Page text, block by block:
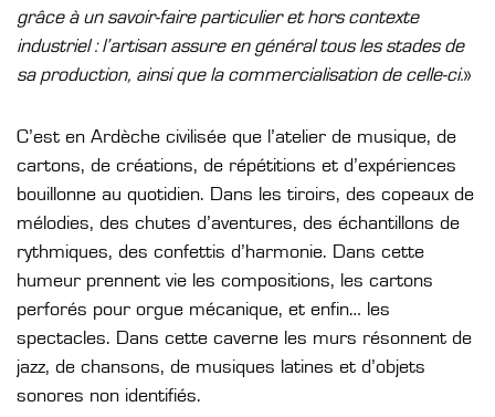
grâce à un savoir-faire particulier et hors contexte
industriel : l’artisan assure en général tous les stades de
sa production, ainsi que la commercialisation de celle-ci.»
C’est en Ardèche civilisée que l’atelier de musique, de
cartons, de créations, de répétitions et d’expériences
bouillonne au quotidien. Dans les tiroirs, des copeaux de
mélodies, des chutes d’aventures, des échantillons de
rythmiques, des confettis d’harmonie. Dans cette
humeur prennent vie les compositions, les cartons
perforés pour orgue mécanique, et enfin… les
spectacles. Dans cette caverne les murs résonnent de
jazz, de chansons, de musiques latines et d’objets
sonores non identifiés.